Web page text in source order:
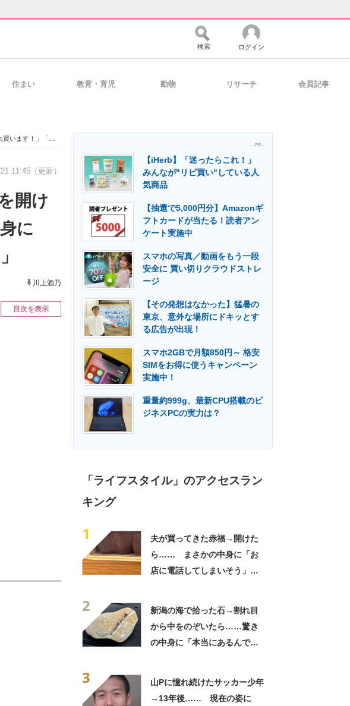
経営リーダーのコミュニティ マーケ×ITの今がよく分かる
製造業のIT導入・活用を支援
エネルギーの専門メディア 建設×テクノロジーの最前線
検索 ログイン
住まい 教育・育児 動物 リサーチ 会員記事
目ぼれしそう」
11:45（更新）
開け
に
川上酒乃
目次を表示
- PR -
【iHerb】「迷ったらこれ！」
みんなが"リピ買い"している人
気商品
【抽選で5,000円分】Amazonギ
フトカードが当たる！読者アン
ケート実施中
スマホの写真／動画をもう一段
安全に 買い切りクラウドストレ
ージ
【その発想はなかった】猛暑の
東京、意外な場所にドキッとす
る広告が出現！
スマホ2GBで月額850円～ 格安
SIMをお得に使うキャンペーン
実施中！
重量約999g、最新CPU搭載のビ
ジネスPCの実力は？
「ライフスタイル」のアクセスラン
キング
1
夫が買ってきた赤福→開けた
ら…… まさかの中身に「お
店に電話してしまいそう」
2
新潟の海で拾った石→割れ目
から中をのぞいたら……驚き
の中身に「本当にあるんです
3
山Pに憧れ続けたサッカー少年
→13年後…… 現在の姿に